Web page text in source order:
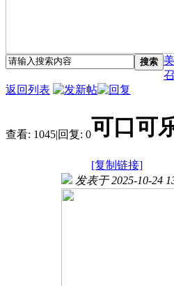
搜索
返回列表
查看: 1045|回复: 0可口可
[复制链接]
发表于 2025-10-24